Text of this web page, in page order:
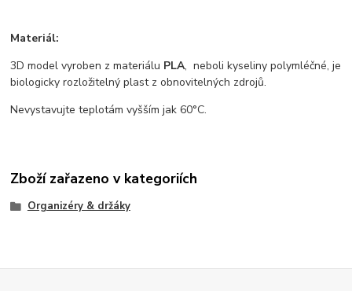
Materiál:
3D model vyroben z materiálu PLA, neboli kyseliny polymléčné, je
biologicky rozložitelný plast z obnovitelných zdrojů.
Nevystavujte teplotám vyšším jak 60°C.
Zboží zařazeno v kategoriích
Organizéry & držáky